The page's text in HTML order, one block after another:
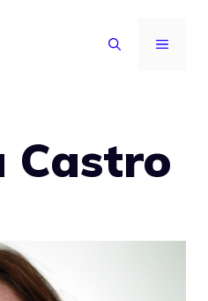
MENU
Castro